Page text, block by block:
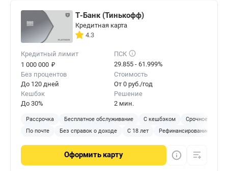
Т-Банк (Тинькофф)
Кредитная карта
4.3
Кредитный лимит
1 000 000 ₽
ПСК
29.855 - 61.999%
Без процентов
До 120 дней
Стоимость
От 0 руб./год
Кешбэк
До 30%
Решение
2 мин.
Рассрочка Бесплатное обслуживание С кешбэком
Срочное
По почте
Без справок о доходе С 18 лет Рефинансирование
Оформить карту